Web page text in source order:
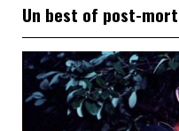
Un best of post-